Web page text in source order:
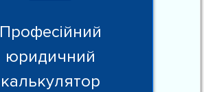
Професійний
юридичний
калькулятор